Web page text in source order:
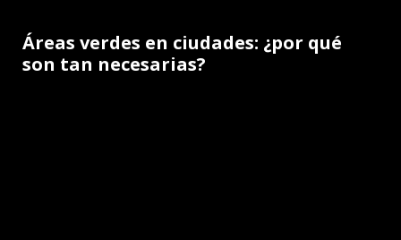
Áreas verdes en ciudades: ¿por qué
son tan necesarias?